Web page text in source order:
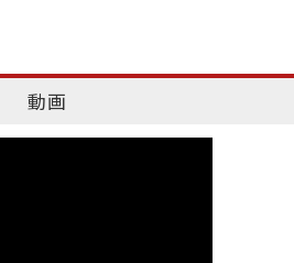
動画